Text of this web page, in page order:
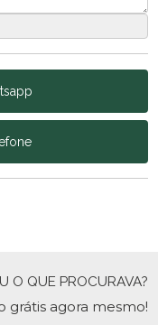
O QUE PROCURAVA?
grátis agora mesmo!